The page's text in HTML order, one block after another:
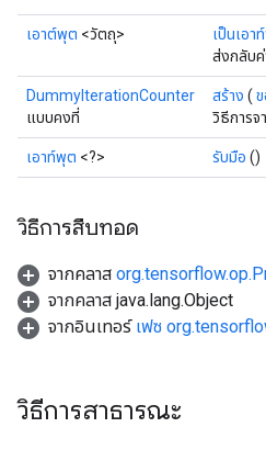
เอาต์พุต <วัตถุ> เป็นเอา
ส่งกลับ
DummyIterationCounter
แบบคงที่
สร้าง (
วิธีการจ
เอาท์พุต <?> รับมือ ()
วิธีการสืบทอด
จากคลาส
จากคลาส java.lang.Object
จากอินเทอร์ เฟซ
วิธีการสาธารณะ